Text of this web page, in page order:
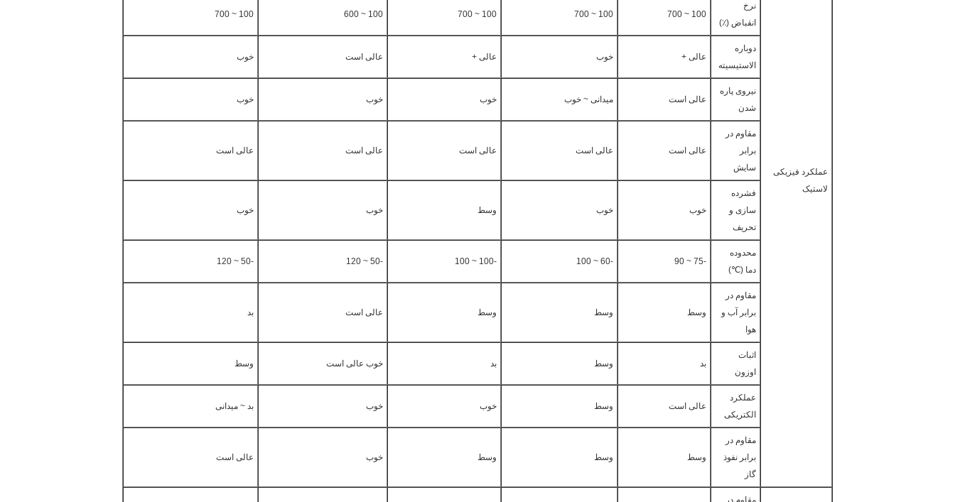
عملکرد فیزیکی
لاستیک
نرخ
انقباض (٪)
100 ~ 700
100 ~ 700
100 ~ 700
100 ~ 600
100 ~ 700
دوباره
الاستیسیته
عالی + خوب عالی + عالی است خوب
نیروی پاره
شدن
عالی است میدانی ~ خوب خوب خوب خوب
مقاوم در
برابر
سایش
عالی است عالی است عالی است عالی است عالی است
فشرده
سازی و
تحریف
خوب خوب وسط خوب خوب
محدوده
دما (℃)
-75 ~ 90
-60 ~ 100
-100 ~ 100
-50 ~ 120
-50 ~ 120
مقاوم در
برابر آب و
هوا
وسط وسط وسط عالی است بد
اثبات
اوزون
بد وسط بد خوب عالی است وسط
عملکرد
الکتریکی
عالی است وسط خوب خوب بد ~ میدانی
مقاوم در
برابر نفوذ
گاز
وسط وسط وسط خوب عالی است
مقاوم در